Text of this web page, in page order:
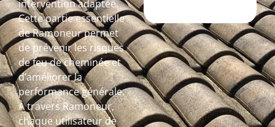
intervention adaptée.
Cette partie essentielle
de Ramoneur permet
de prévenir les risques
de feu de cheminée et
d’améliorer la
performance générale.
À travers Ramoneur,
chaque utilisateur de